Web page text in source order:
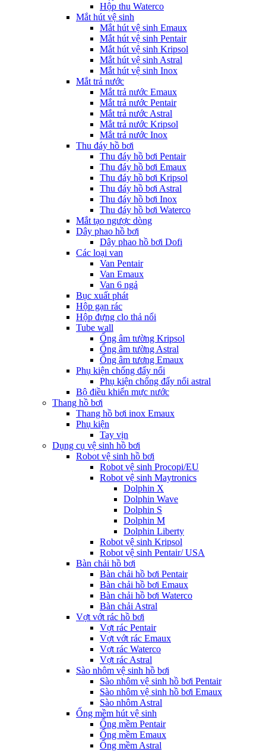
Hộp thu Waterco
Mắt hút vệ sinh
Mắt hút vệ sinh Emaux
Mắt hút vệ sinh Pentair
Mắt hút vệ sinh Kripsol
Mắt hút vệ sinh Astral
Mắt hút vệ sinh Inox
Mắt trả nước
Mắt trả nước Emaux
Mắt trả nước Pentair
Mắt trả nước Astral
Mắt trả nước Kripsol
Mắt trả nước Inox
Thu đáy hồ bơi
Thu đáy hồ bơi Pentair
Thu đáy hồ bơi Emaux
Thu đáy hồ bơi Kripsol
Thu đáy hồ bơi Astral
Thu đáy hồ bơi Inox
Thu đáy hồ bơi Waterco
Mắt tạo ngược dòng
Dây phao hồ bơi
Dây phao hồ bơi Dofi
Các loại van
Van Pentair
Van Emaux
Van 6 ngả
Bục xuất phát
Hộp gạn rác
Hộp đựng clo thả nổi
Tube wall
Ống âm tường Kripsol
Ống âm tường Astral
Ống âm tương Emaux
Phụ kiện chống đẩy nổi
Phụ kiện chống đẩy nổi astral
Bộ điều khiển mực nước
Thang hồ bơi
Thang hồ bơi inox Emaux
Phụ kiện
Tay vịn
Dụng cụ vệ sinh hồ bơi
Robot vệ sinh hồ bơi
Robot vệ sinh Procopi/EU
Robot vệ sinh Maytronics
Dolphin X
Dolphin Wave
Dolphin S
Dolphin M
Dolphin Liberty
Robot vệ sinh Kripsol
Robot vệ sinh Pentair/ USA
Bàn chải hồ bơi
Bàn chải hồ bơi Pentair
Bàn chải hồ bơi Emaux
Bàn chải hồ bơi Waterco
Bàn chải Astral
Vợt vớt rác hồ bơi
Vợt rác Pentair
Vợt vớt rác Emaux
Vợt rác Waterco
Vợt rác Astral
Sào nhôm vệ sinh hồ bơi
Sào nhôm vệ sinh hồ bơi Pentair
Sào nhôm vệ sinh hồ bơi Emaux
Sào nhôm Astral
Ống mềm hút vệ sinh
Ống mềm Pentair
Ống mềm Emaux
Ống mềm Astral